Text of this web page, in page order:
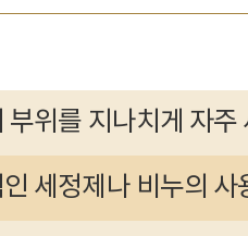
부위를 지나치게 자주
세정제나 비누의 사